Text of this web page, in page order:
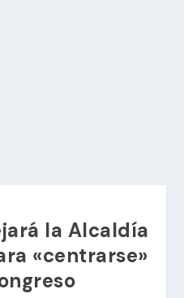
la Alcaldía
«centrarse»